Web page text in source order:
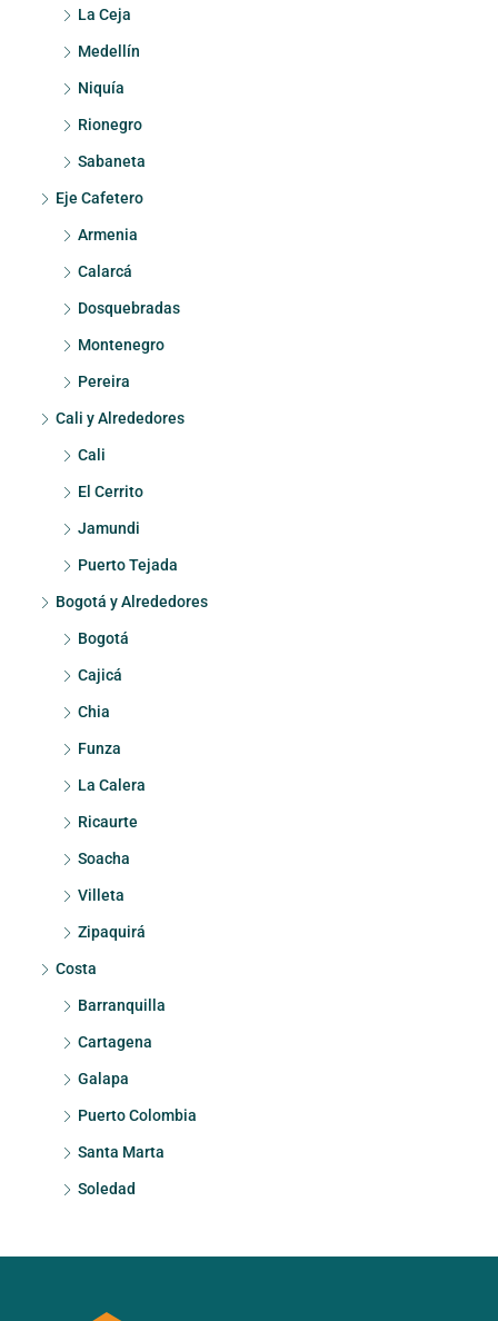
La Ceja
Medellín
Niquía
Rionegro
Sabaneta
Eje Cafetero
Armenia
Calarcá
Dosquebradas
Montenegro
Pereira
Cali y Alrededores
Cali
El Cerrito
Jamundi
Puerto Tejada
Bogotá y Alrededores
Bogotá
Cajicá
Chia
Funza
La Calera
Ricaurte
Soacha
Villeta
Zipaquirá
Costa
Barranquilla
Cartagena
Galapa
Puerto Colombia
Santa Marta
Soledad